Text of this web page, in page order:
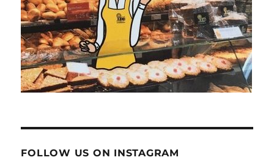
FOLLOW US ON INSTAGRAM